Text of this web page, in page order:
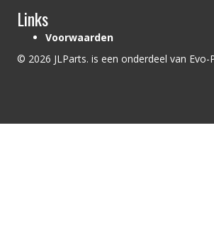
Links
Voorwaarden
© 2026 JLParts. is een onderdeel van Evo-